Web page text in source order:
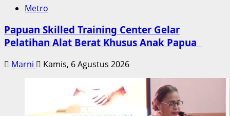
Metro
Papuan Skilled Training Center Gelar
Pelatihan Alat Berat Khusus Anak Papua
Marni Kamis, 6 Agustus 2026